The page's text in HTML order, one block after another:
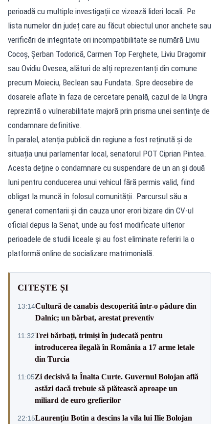
perioadă cu multiple investigații ce vizează lideri locali. Pe
lista numelor din județ care au făcut obiectul unor anchete sau
verificări de integritate ori incompatibilitate se numără Liviu
Cocoș, Șerban Todorică, Carmen Top Ferghete, Liviu Dragomir
sau Ovidiu Ovesea, alături de alți reprezentanți din comune
precum Moieciu, Beclean sau Fundata. Spre deosebire de
dosarele aflate în faza de cercetare penală, cazul de la Ungra
reprezintă o vulnerabilitate majoră prin prisma unei sentințe de
condamnare definitive.
În paralel, atenția publică din regiune a fost reținută și de
situația unui parlamentar local, senatorul POT Ciprian Pintea.
Acesta deține o condamnare cu suspendare de un an și două
luni pentru conducerea unui vehicul fără permis valid, fiind
obligat la muncă în folosul comunității. Parcursul său a
generat comentarii și din cauza unor erori bizare din CV-ul
oficial depus la Senat, unde au fost modificate ulterior
perioadele de studii liceale și au fost eliminate referiri la o
platformă online de socializare matrimonială.
CITEȘTE ȘI
13:14Cultură de canabis descoperită într-o pădure din
Dalnic; un bărbat, arestat preventiv
11:32Trei bărbați, trimiși în judecată pentru
introducerea ilegală în România a 17 arme letale
din Turcia
11:05Zi decisivă la Înalta Curte. Guvernul Bolojan află
astăzi dacă trebuie să plătească aproape un
miliard de euro grefierilor
22:15Laurențiu Botin a descins la vila lui Ilie Bolojan